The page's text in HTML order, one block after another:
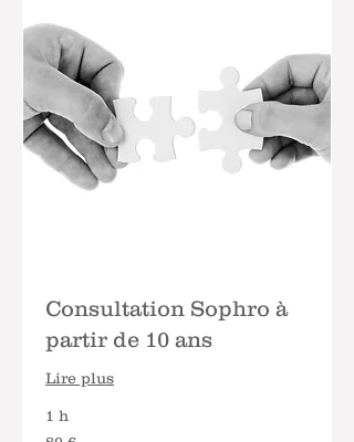
Consultation Sophro à
partir de 10 ans
Lire plus
1 h